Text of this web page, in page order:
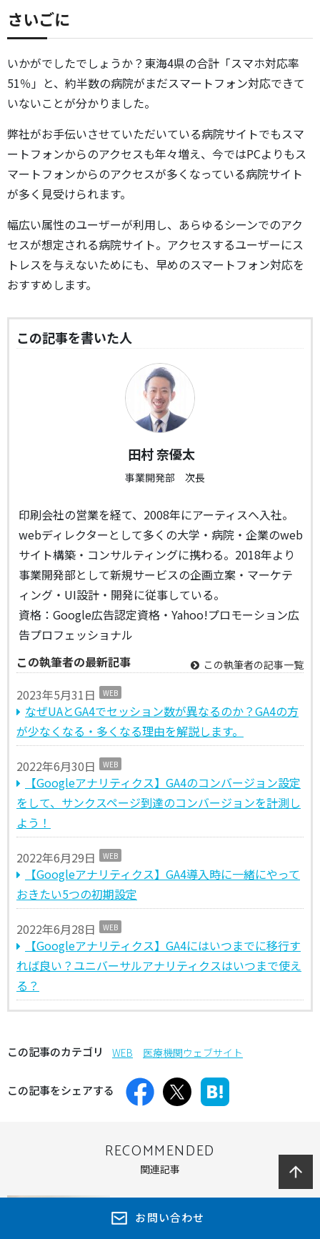
さいごに
いかがでしたでしょうか？東海4県の合計「スマホ対応率
51％」と、約半数の病院がまだスマートフォン対応できて
いないことが分かりました。
弊社がお手伝いさせていただいている病院サイトでもスマ
ートフォンからのアクセスも年々増え、今ではPCよりもス
マートフォンからのアクセスが多くなっている病院サイト
が多く見受けられます。
幅広い属性のユーザーが利用し、あらゆるシーンでのアク
セスが想定される病院サイト。アクセスするユーザーにス
トレスを与えないためにも、早めのスマートフォン対応を
おすすめします。
この記事を書いた人
田村 奈優太
事業開発部 次長
印刷会社の営業を経て、2008年にアーティスへ入社。
webディレクターとして多くの大学・病院・企業のweb
サイト構築・コンサルティングに携わる。2018年より
事業開発部として新規サービスの企画立案・マーケテ
ィング・UI設計・開発に従事している。
資格：Google広告認定資格・Yahoo!プロモーション広
告プロフェッショナル
この執筆者の最新記事
この執筆者の記事一覧
2023年5月31日 WEB
なぜUAとGA4でセッション数が異なるのか？GA4の方
が少なくなる・多くなる理由を解説します。
2022年6月30日 WEB
【Googleアナリティクス】GA4のコンバージョン設定
をして、サンクスページ到達のコンバージョンを計測し
よう！
2022年6月29日 WEB
【Googleアナリティクス】GA4導入時に一緒にやって
おきたい5つの初期設定
2022年6月28日 WEB
【Googleアナリティクス】GA4にはいつまでに移行す
れば良い？ユニバーサルアナリティクスはいつまで使え
る？
この記事のカテゴリ WEB 医療機関ウェブサイト
この記事をシェアする
RECOMMENDED
関連記事
ト同時リニューアルで実現した、アクセシ
お問い合わせ